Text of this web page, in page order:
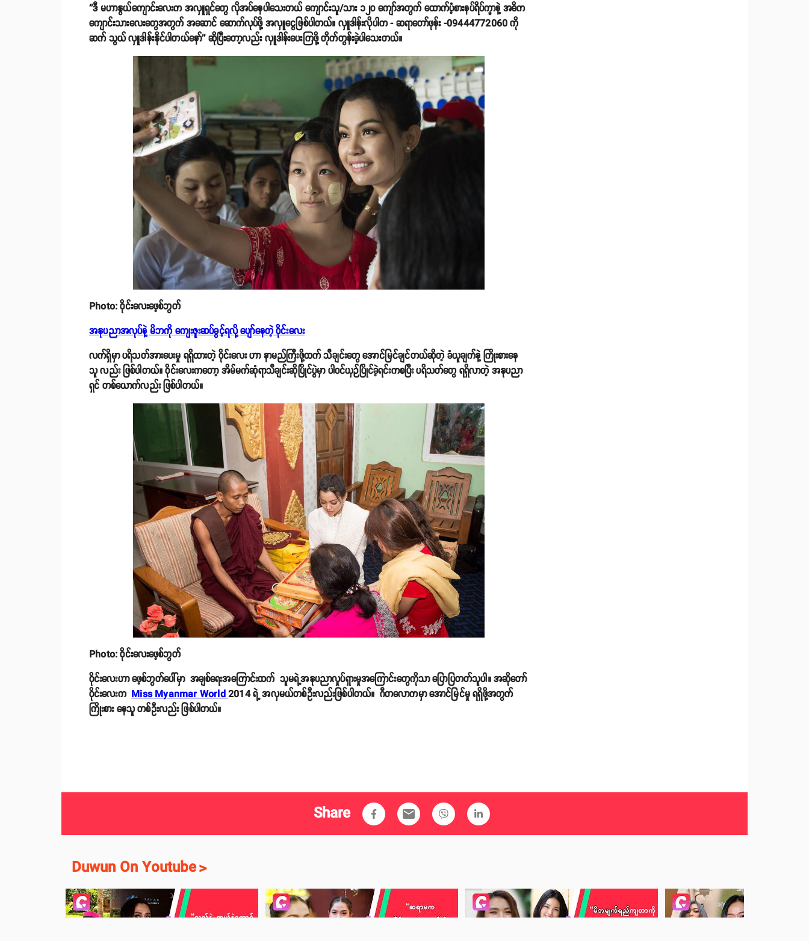
''ဒီ မဟာနွယ်ကျောင်းလေးက အလှူရှင်တွေ လိုအပ်နေပါသေးတယ် ကျောင်းသူ/သား ၁၂၀ ကျော်အတွက် ထောက်ပံ့စားနပ်ရိပ်က္ခာနဲ့ အဓိက
ကျောင်းသားလေးတွေအတွက် အဆောင် ဆောက်လုပ်ဖို့ အလှူငွေဖြစ်ပါတယ်။ လှူဒါန်းလိုပါက - ဆရာတော်ဖုန်း -09444772060 ကို
ဆက် သွယ် လှူဒါန်းနိုင်ပါတယ်နော်'' ဆိုပြီးတော့လည်း လှူဒါန်းပေးကြဖို့ တိုက်တွန်းခဲ့ပါသေးတယ်။
Photo: ဝိုင်းလေးဖေ့စ်ဘွတ်
အနုပညာအလုပ်နဲ့ မိဘကို ကျေးဇူးဆပ်ခွင့်ရလို့ ပျော်နေတဲ့ ဝိုင်းလေး
လက်ရှိမှာ ပရိသတ်အားပေးမှု ရရှိထားတဲ့ ဝိုင်းလေး ဟာ နာမည်ကြီးဖို့ထက် သီချင်းတွေ အောင်မြင်ချင်တယ်ဆိုတဲ့ ခံယူချက်နဲ့ ကြိုးစားနေ
သူ လည်း ဖြစ်ပါတယ်။ ဝိုင်းလေးကတော့ အိမ်မက်ဆုံရာသီချင်းဆိုပြိုင်ပွဲမှာ ပါဝင်ယှဉ်ပြိုင်ခဲ့ရင်းကစပြီး ပရိသတ်တွေ ရရှိလာတဲ့ အနုပညာ
ရှင် တစ်ယောက်လည်း ဖြစ်ပါတယ်။
Photo: ဝိုင်းလေးဖေ့စ်ဘွတ်
ဝိုင်းလေးဟာ ဖေ့စ်ဘွတ်ပေါ်မှာ အချစ်ရေးအကြောင်းထက် သူမရဲ့အနုပညာလှုပ်ရှားမှုအကြောင်းတွေကိုသာ ပြောပြတတ်သူပါ။ အဆိုတော်
ဝိုင်းလေးကMiss Myanmar World2014 ရဲ့ အလှမယ်တစ်ဦးလည်းဖြစ်ပါတယ်။ ဂီတလောကမှာ အောင်မြင်မှု ရရှိဖို့အတွက်
ကြိုးစား နေသူ တစ်ဦးလည်း ဖြစ်ပါတယ်။
Share email
Duwun On Youtube>